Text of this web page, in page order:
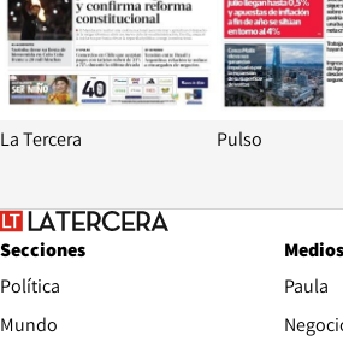
La Tercera Pulso
Secciones
Política
Mundo
Medios
Paula